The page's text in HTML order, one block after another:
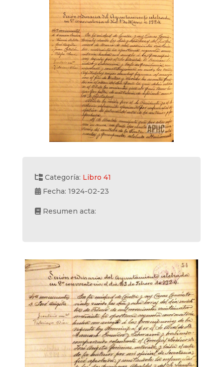
Categoría: Libro 41
Fecha: 1924-02-23
Resumen acta: